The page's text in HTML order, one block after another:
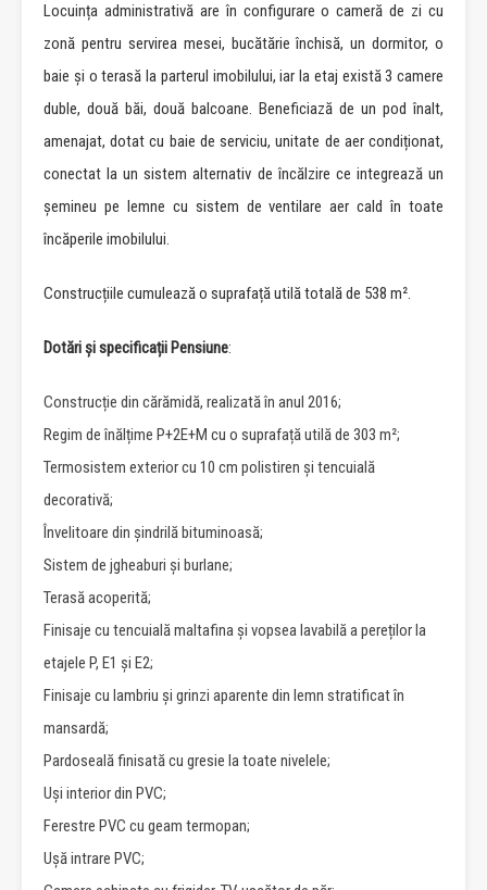
Locuința administrativă are în configurare o cameră de zi cu
zonă pentru servirea mesei, bucătărie închisă, un dormitor, o
baie și o terasă la parterul imobilului, iar la etaj există 3 camere
duble, două băi, două balcoane. Beneficiază de un pod înalt,
amenajat, dotat cu baie de serviciu, unitate de aer condiționat,
conectat la un sistem alternativ de încălzire ce integrează un
șemineu pe lemne cu sistem de ventilare aer cald în toate
încăperile imobilului.
Construcțiile cumulează o suprafață utilă totală de 538 m².
Dotări și specificații Pensiune:
Construcție din cărămidă, realizată în anul 2016;
Regim de înălțime P+2E+M cu o suprafață utilă de 303 m²;
Termosistem exterior cu 10 cm polistiren și tencuială
decorativă;
Învelitoare din șindrilă bituminoasă;
Sistem de jgheaburi și burlane;
Terasă acoperită;
Finisaje cu tencuială maltafina și vopsea lavabilă a pereților la
etajele P, E1 și E2;
Finisaje cu lambriu și grinzi aparente din lemn stratificat în
mansardă;
Pardoseală finisată cu gresie la toate nivelele;
Uși interior din PVC;
Ferestre PVC cu geam termopan;
Ușă intrare PVC;